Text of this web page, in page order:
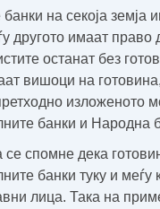
на секоја земја
другото имаат
останат без
вишоци на
изложеното
банки и Народна
спомне дека
банки туку и
лица. Така на